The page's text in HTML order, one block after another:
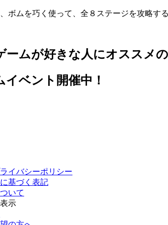
ボムを巧く使って、全８ステージを攻略す
ームが好きな人にオススメ
イベント開催中！
イバシーポリシー
基づく表記
いて
示